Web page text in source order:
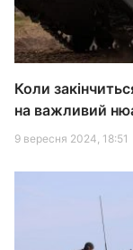
Коли
на важливий
9 вересня 2024, 18:51